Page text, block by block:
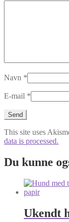
Navn *
E-mail *
This site uses
data is processed.
Du kunne
Ukendt